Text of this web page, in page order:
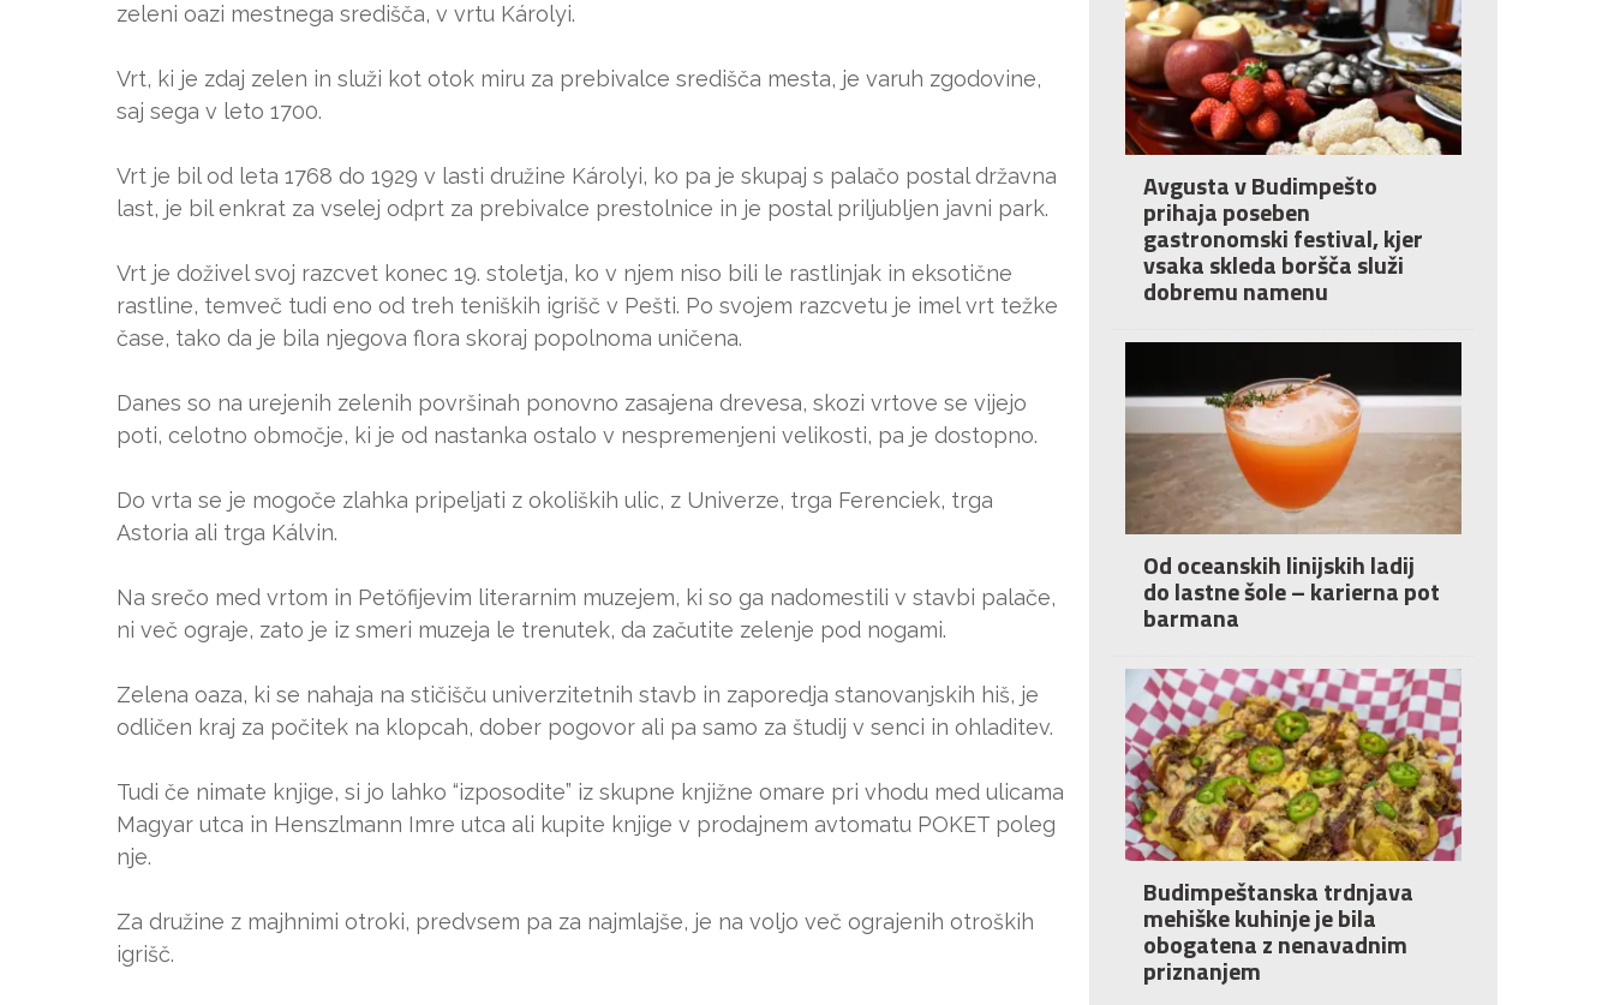
zeleni oazi mestnega središča, v vrtu Károlyi.
Vrt, ki je zdaj zelen in služi kot otok miru za prebivalce središča mesta, je varuh zgodovine,
saj sega v leto 1700.
Vrt je bil od leta 1768 do 1929 v lasti družine Károlyi, ko pa je skupaj s palačo postal državna
last, je bil enkrat za vselej odprt za prebivalce prestolnice in je postal priljubljen javni park.
Vrt je doživel svoj razcvet konec 19. stoletja, ko v njem niso bili le rastlinjak in eksotične
rastline, temveč tudi eno od treh teniških igrišč v Pešti. Po svojem razcvetu je imel vrt težke
čase, tako da je bila njegova flora skoraj popolnoma uničena.
Danes so na urejenih zelenih površinah ponovno zasajena drevesa, skozi vrtove se vijejo
poti, celotno območje, ki je od nastanka ostalo v nespremenjeni velikosti, pa je dostopno.
Do vrta se je mogoče zlahka pripeljati z okoliških ulic, z Univerze, trga Ferenciek, trga
Astoria ali trga Kálvin.
Na srečo med vrtom in Petőfijevim literarnim muzejem, ki so ga nadomestili v stavbi palače,
ni več ograje, zato je iz smeri muzeja le trenutek, da začutite zelenje pod nogami.
Zelena oaza, ki se nahaja na stičišču univerzitetnih stavb in zaporedja stanovanjskih hiš, je
odličen kraj za počitek na klopcah, dober pogovor ali pa samo za študij v senci in ohladitev.
Tudi če nimate knjige, si jo lahko “izposodite” iz skupne knjižne omare pri vhodu med ulicama
Magyar utca in Henszlmann Imre utca ali kupite knjige v prodajnem avtomatu POKET poleg
nje.
Za družine z majhnimi otroki, predvsem pa za najmlajše, je na voljo več ograjenih otroških
igrišč.
Avgusta v Budimpešto
prihaja poseben
gastronomski festival, kjer
vsaka skleda boršča služi
dobremu namenu
Od oceanskih linijskih ladij
do lastne šole – karierna pot
barmana
Budimpeštanska trdnjava
mehiške kuhinje je bila
obogatena z nenavadnim
priznanjem